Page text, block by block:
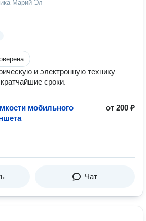
Марий Эл
и электронную технику
сроки.
мобильного
от 200 ₽
Чат